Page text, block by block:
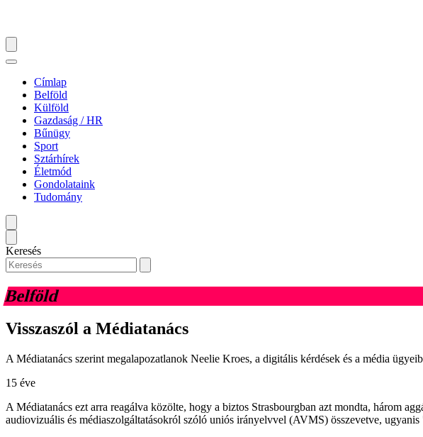
Címlap
Belföld
Külföld
Gazdaság / HR
Bűnügy
Sport
Sztárhírek
Életmód
Gondolataink
Tudomány
Keresés
Belföld
Visszaszól a Médiatanács
A Médiatanács szerint megalapozatlanok Neelie Kroes, a digitális kérdések és a média
15 éve
A Médiatanács ezt arra reagálva közölte, hogy a biztos Strasbourgban azt mondta, három
audiovizuális és médiaszolgáltatásokról szóló uniós irányelvvel (AVMS) összevetve,